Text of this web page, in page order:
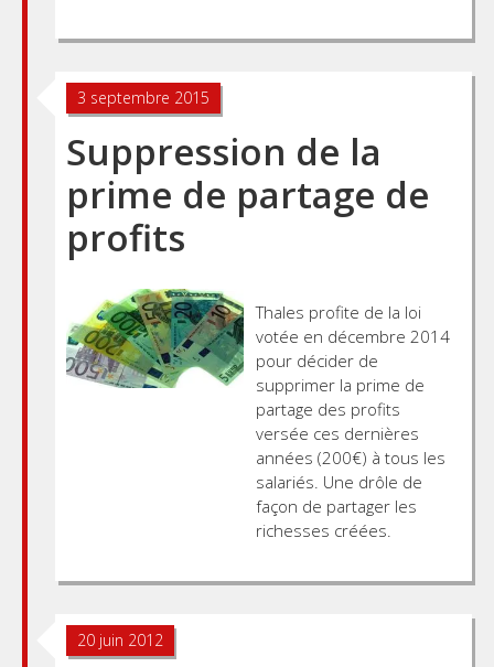
Posts
navigation
3 septembre 2015
Suppression de la
prime de partage de
profits
Thales profite de la loi
votée en décembre 2014
pour décider de
supprimer la prime de
partage des profits
versée ces dernières
années (200€) à tous les
salariés. Une drôle de
façon de partager les
richesses créées.
20 juin 2012